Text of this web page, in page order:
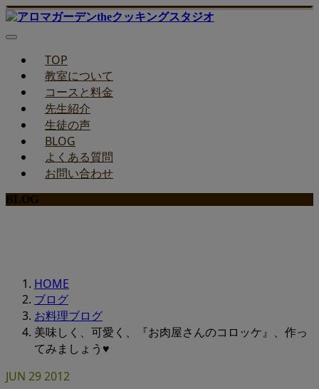
TOP
教室について
コースと料金
先生紹介
生徒の声
BLOG
よくある質問
お問い合わせ
BLOG
HOME
ブログ
お料理ブログ
美味しく、可愛く、『お肉屋さんのコロッケ』、作っ
てみましょう♥
JUN 292012